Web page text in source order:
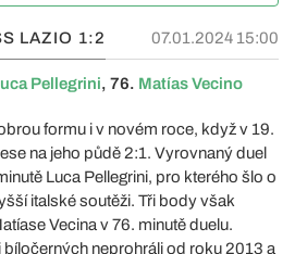
LAZIO 1:2 07.01.2024 15:00
Pellegrini, 76. Matías Vecino
formu i v novém roce, když v 19.
na jeho půdě 2:1. Vyrovnaný duel
Luca Pellegrini, pro kterého šlo o
italské soutěži. Tři body však
Vecina v 76. minutě duelu.
bíločerných neprohráli od roku 2013 a